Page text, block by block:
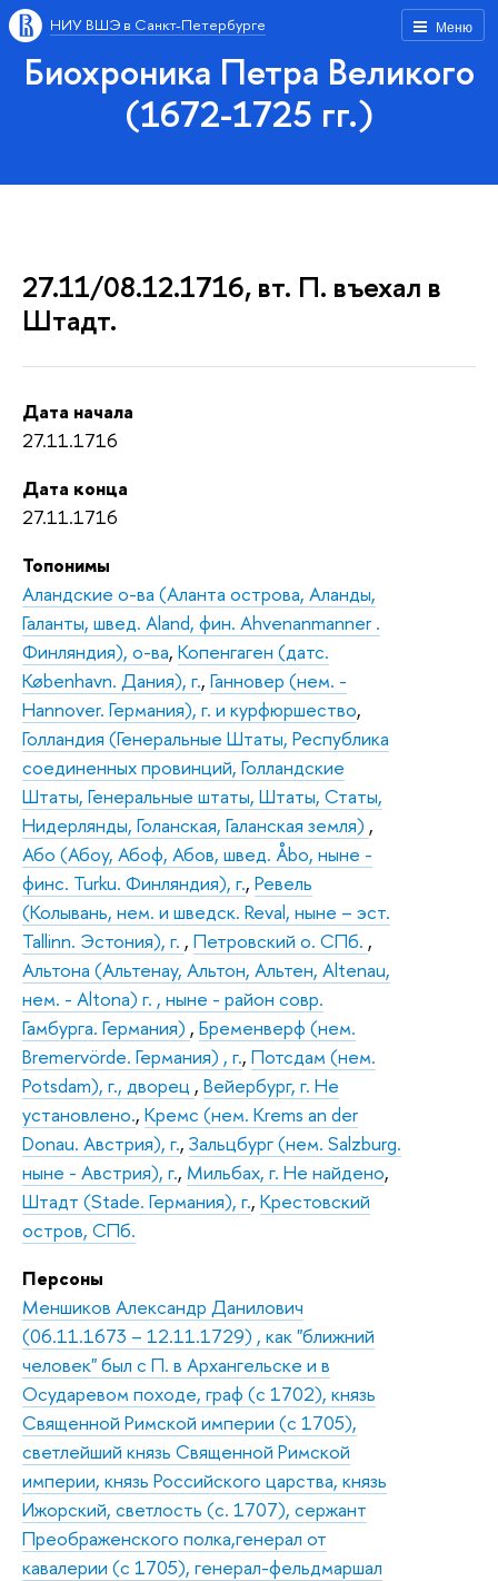
Меню
НИУ ВШЭ в Санкт-Петербурге
Биохроника Петра Великого
(1672-1725 гг.)
27.11/08.12.1716, вт. П. въехал в
Штадт.
Дата начала
27.11.1716
Дата конца
27.11.1716
Топонимы
Аландские о-ва (Аланта острова, Аланды,
Галанты, швед. Aland, фин. Ahvenanmanner .
Финляндия), о-ва, Копенгаген (датс.
København. Дания), г., Ганновер (нем. -
Hannover. Германия), г. и курфюршество,
Голландия (Генеральные Штаты, Республика
соединенных провинций, Голландские
Штаты, Генеральные штаты, Штаты, Статы,
Нидерлянды, Голанская, Галанская земля) ,
Або (Абоу, Абоф, Абов, швед. Åbo, ныне -
финс. Turku. Финляндия), г., Ревель
(Колывань, нем. и шведск. Reval, ныне – эст.
Tallinn. Эстония), г. , Петровский о. СПб. ,
Альтона (Альтенау, Альтон, Альтен, Altenau,
нем. - Altona) г. , ныне - район совр.
Гамбурга. Германия) , Бременверф (нем.
Bremervörde. Германия) , г., Потсдам (нем.
Potsdam), г., дворец , Вейербург, г. Не
установлено., Кремс (нем. Krems an der
Donau. Австрия), г., Зальцбург (нем. Salzburg.
ныне - Австрия), г., Мильбах, г. Не найдено,
Штадт (Stade. Германия), г., Крестовский
остров, СПб.
Персоны
Меншиков Александр Данилович
(06.11.1673 – 12.11.1729) , как "ближний
человек" был с П. в Архангельске и в
Осударевом походе, граф (с 1702), князь
Священной Римской империи (с 1705),
светлейший князь Священной Римской
империи, князь Российского царства, князь
Ижорский, светлость (с. 1707), сержант
Преображенского полка,генерал от
кавалерии (с 1705), генерал-фельдмаршал